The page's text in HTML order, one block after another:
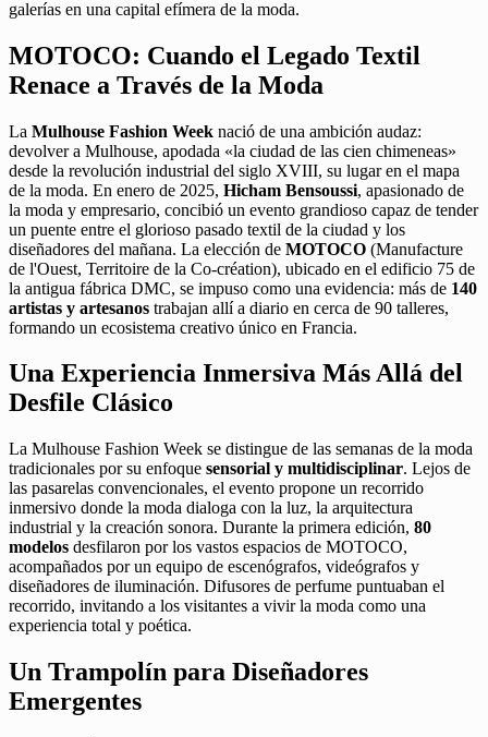
galerías en una capital efímera de la moda.
MOTOCO: Cuando el Legado Textil
Renace a Través de la Moda
La Mulhouse Fashion Week nació de una ambición audaz:
devolver a Mulhouse, apodada «la ciudad de las cien chimeneas»
desde la revolución industrial del siglo XVIII, su lugar en el mapa
de la moda. En enero de 2025, Hicham Bensoussi, apasionado de
la moda y empresario, concibió un evento grandioso capaz de tender
un puente entre el glorioso pasado textil de la ciudad y los
diseñadores del mañana. La elección de MOTOCO (Manufacture
de l'Ouest, Territoire de la Co-création), ubicado en el edificio 75 de
la antigua fábrica DMC, se impuso como una evidencia: más de 140
artistas y artesanos trabajan allí a diario en cerca de 90 talleres,
formando un ecosistema creativo único en Francia.
Una Experiencia Inmersiva Más Allá del
Desfile Clásico
La Mulhouse Fashion Week se distingue de las semanas de la moda
tradicionales por su enfoque sensorial y multidisciplinar. Lejos de
las pasarelas convencionales, el evento propone un recorrido
inmersivo donde la moda dialoga con la luz, la arquitectura
industrial y la creación sonora. Durante la primera edición, 80
modelos desfilaron por los vastos espacios de MOTOCO,
acompañados por un equipo de escenógrafos, videógrafos y
diseñadores de iluminación. Difusores de perfume puntuaban el
recorrido, invitando a los visitantes a vivir la moda como una
experiencia total y poética.
Un Trampolín para Diseñadores
Emergentes